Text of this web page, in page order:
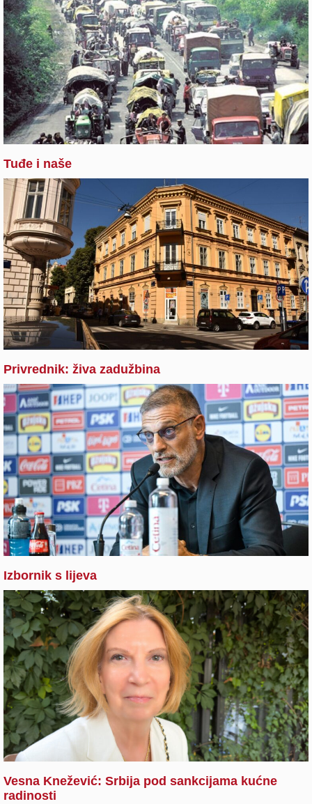
Tuđe i naše
Privrednik: živa zadužbina
Izbornik s lijeva
Vesna Knežević: Srbija pod sankcijama kućne
radinosti